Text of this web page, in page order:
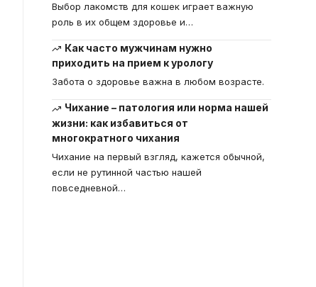
Выбор лакомств для кошек играет важную
роль в их общем здоровье и…
Как часто мужчинам нужно
приходить на прием к урологу
Забота о здоровье важна в любом возрасте.
Чихание – патология или норма нашей
жизни: как избавиться от
многократного чихания
Чихание на первый взгляд, кажется обычной,
если не рутинной частью нашей
повседневной…